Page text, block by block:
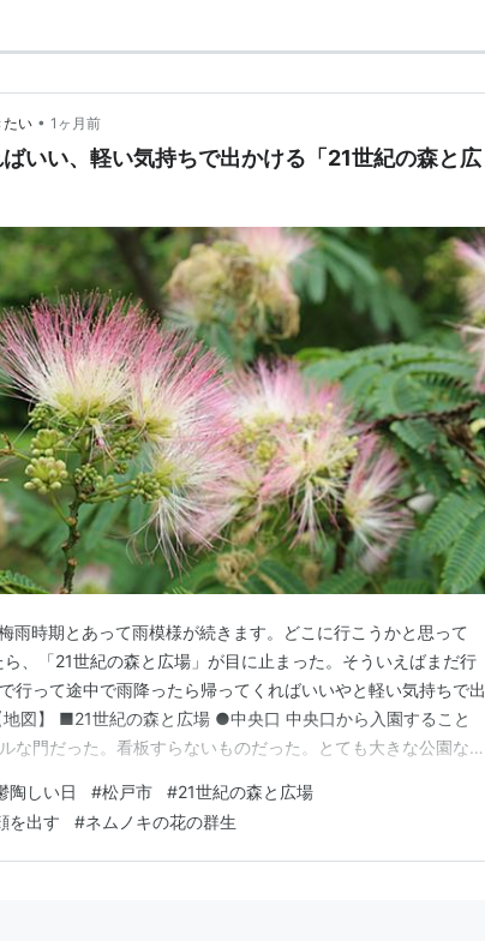
たい • 1ヶ月前
いい、軽い気持ちで出かける「21世紀の森と広
雨時期とあって雨模様が続きます。どこに行こうかと思って
、「21世紀の森と広場」が目に止まった。そういえばまだ行
行って途中で雨降ったら帰ってくればいいやと軽い気持ちで出
図】 ■21世紀の森と広場 ●中央口 中央口から入園すること
な門だった。看板すらないものだった。とても大きな公園なの
仲間」というオブジェがお出迎え。 最初に見えるのは「光と
です。 ●水と…
陶しい日 #松戸市 #21世紀の森と広場
を出す #ネムノキの花の群生